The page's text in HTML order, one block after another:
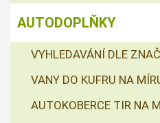
AUTODOPLŇKY
VYHLEDAVÁNÍ DLE
VANY DO KUFRU NA
AUTOKOBERCE TIR NA